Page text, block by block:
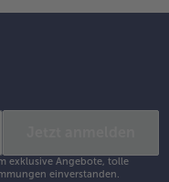
exklusive Angebote, tolle
einverstanden.